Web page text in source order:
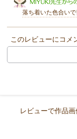
MIYUKI先生からの
落ち着いた色合い
このレビューにコメ
レビューで作品